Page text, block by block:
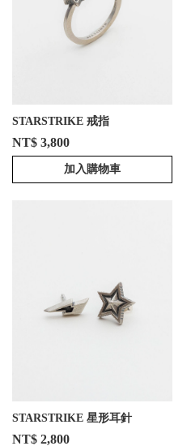
STARSTRIKE 戒指
NT$ 3,800
加入購物車
STARSTRIKE 星形耳針
NT$ 2,800